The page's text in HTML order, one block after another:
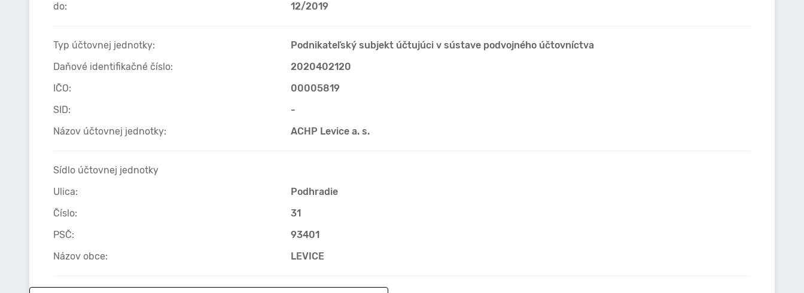
do:
12/2019
Typ účtovnej jednotky:
Podnikateľský subjekt účtujúci v sústave podvojného účtovníctva
Daňové identifikačné číslo:
2020402120
IČO:
00005819
SID:
-
Názov účtovnej jednotky:
ACHP Levice a. s.
Sídlo účtovnej jednotky
Ulica:
Podhradie
Číslo:
31
PSČ:
93401
Názov obce:
LEVICE